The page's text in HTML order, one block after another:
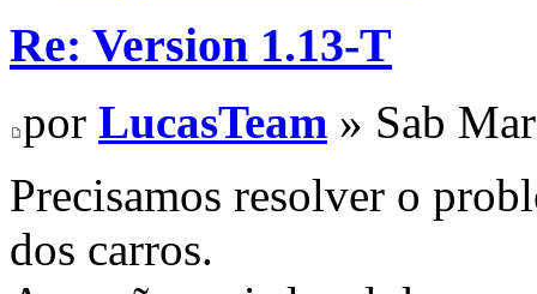
Re: Version 1.13-T
por LucasTeam » Sab
Precisamos resolver o
dos carros.